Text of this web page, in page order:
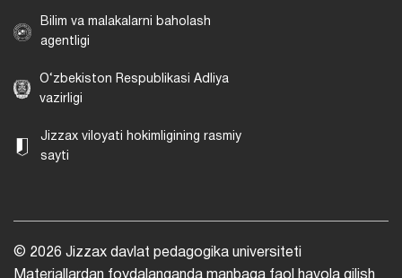
Bilim va malakalarni baholash
agentligi
O‘zbekiston Respublikasi Adliya
vazirligi
Jizzax viloyati hokimligining rasmiy
sayti
© 2026 Jizzax davlat pedagogika universiteti
Materiallardan foydalanganda manbaga faol havola qilish